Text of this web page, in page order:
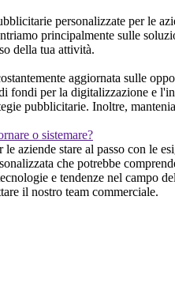
personalizzate per le
principalmente sulle
della tua attività.
aggiornata sulle
fondi per la digitalizzazione e
pubblicitarie. Inoltre,
o sistemare?
aziende stare al passo con le
che potrebbe
e tendenze nel
il nostro team commerciale.